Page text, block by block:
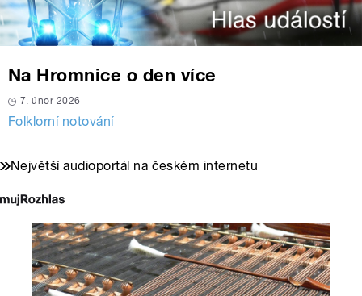
Na Hromnice o den více
7. únor 2026
Folklorní notování
Největší audioportál na českém internetu